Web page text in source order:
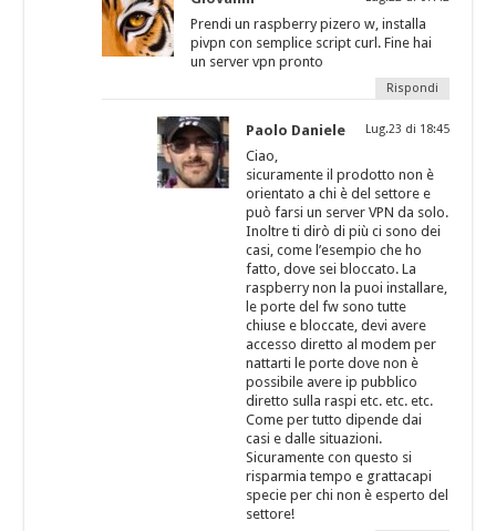
Prendi un raspberry pizero w, installa
pivpn con semplice script curl. Fine hai
un server vpn pronto
Rispondi
Paolo Daniele Lug.23 di 18:45
Ciao,
sicuramente il prodotto non è
orientato a chi è del settore e
può farsi un server VPN da solo.
Inoltre ti dirò di più ci sono dei
casi, come l’esempio che ho
fatto, dove sei bloccato. La
raspberry non la puoi installare,
le porte del fw sono tutte
chiuse e bloccate, devi avere
accesso diretto al modem per
nattarti le porte dove non è
possibile avere ip pubblico
diretto sulla raspi etc. etc. etc.
Come per tutto dipende dai
casi e dalle situazioni.
Sicuramente con questo si
risparmia tempo e grattacapi
specie per chi non è esperto del
settore!